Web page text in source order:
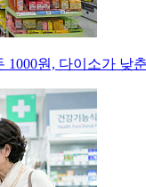
원, 다이소가 낮